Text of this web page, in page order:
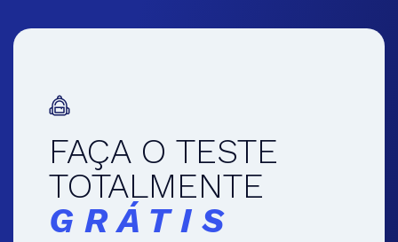
FAÇA O TESTE
TOTALMENTE
GRÁTIS